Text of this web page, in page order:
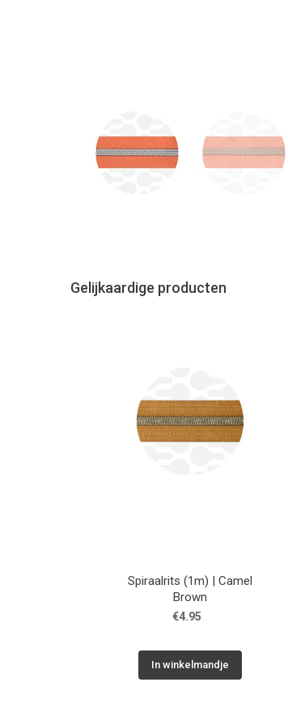
Gelijkaardige producten
Spiraalrits (1m) | Camel
Brown
€4.95
In winkelmandje